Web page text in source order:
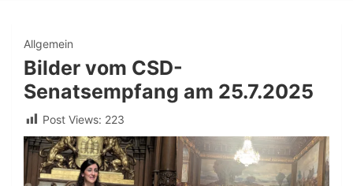
Allgemein
Bilder vom CSD-
Senatsempfang am 25.7.2025
Post Views: 223